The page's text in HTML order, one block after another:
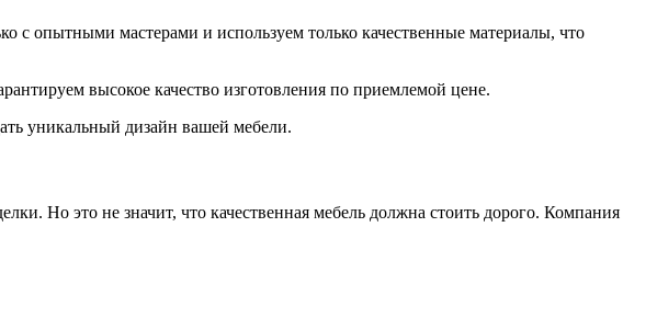
с опытными мастерами и используем только качественные материалы, что
высокое качество изготовления по приемлемой цене.
уникальный дизайн вашей мебели.
Но это не значит, что качественная мебель должна стоить дорого. Компания